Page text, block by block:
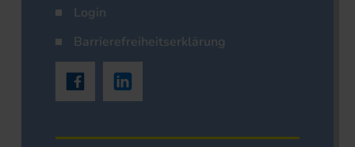
Login
Barrierefreiheitserklärung